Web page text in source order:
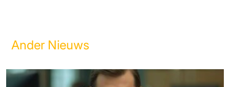
Ander Nieuws